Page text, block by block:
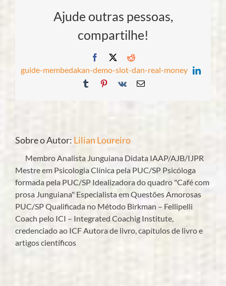
Ajude outras pessoas,
compartilhe!
Facebook Reddit
guide-membedakan-demo-slot-dan-real-money
TumblrPinterest
Vk
E-
Sobre o Autor: Lilian Loureiro
Membro Analista Junguiana Didata IAAP/AJB/IJPR
Mestre em Psicologia Clínica pela PUC/SP Psicóloga
formada pela PUC/SP Idealizadora do quadro "Café com
prosa Junguiana" Especialista em Questões Amorosas
PUC/SP Qualificada no Método Birkman – Fellipelli
Coach pelo ICI – Integrated Coachig Institute,
credenciado ao ICF Autora de livro, capítulos de livro e
artigos científicos